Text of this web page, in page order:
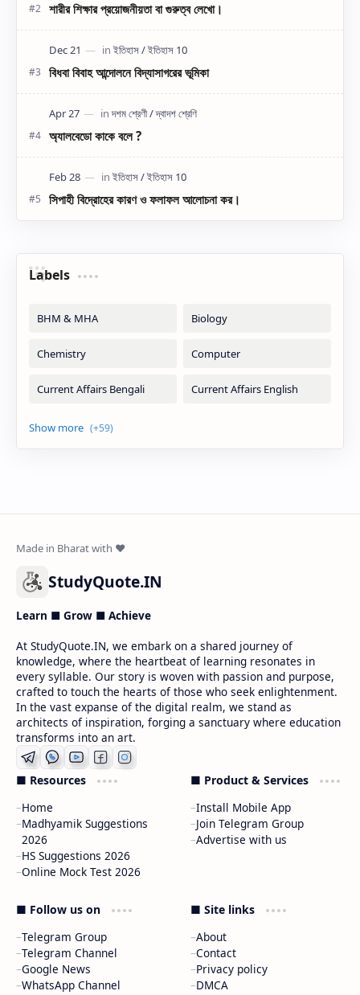
শারীর শিক্ষার প্রয়োজনীয়তা বা গুরুত্ব লেখো।
বিধবা বিবাহ আন্দোলনে বিদ্যাসাগরের ভূমিকা
অ্যালবেডো কাকে বলে ?
সিপাহী বিদ্রোহের কারণ ও ফলাফল আলোচনা কর।
Labels
StudyQuote.IN
Learn ■ Grow ■ Achieve
At StudyQuote.IN, we embark on a shared journey of
knowledge, where the heartbeat of learning resonates in
every syllable. Our story is woven with passion and purpose,
crafted to touch the hearts of those who seek enlightenment.
In the vast expanse of the digital realm, we stand as
architects of inspiration, forging a sanctuary where education
transforms into an art.
■ Resources
Home
Madhyamik Suggestions
2026
HS Suggestions 2026
Online Mock Test 2026
■ Product & Services
Install Mobile App
Join Telegram Group
Advertise with us
■ Follow us on
Telegram Group
Telegram Channel
Google News
WhatsApp Channel
■ Site links
About
Contact
Privacy policy
DMCA